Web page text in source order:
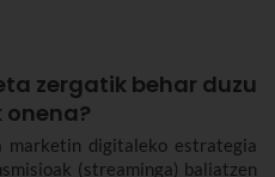
zergatik behar duzu
onena?
marketin digitaleko estrategia
(streaminga) baliatzen